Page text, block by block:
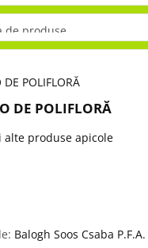
DE POLIFLORĂ
alte produse apicole
Balogh Soos Csaba P.F.A.